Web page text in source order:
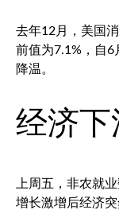
去年12月，美国
前值为7.1%，自6
降温。
经济
上周五，非农就
增长激增后经济突